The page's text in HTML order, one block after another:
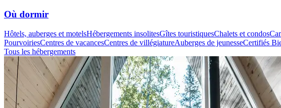
Où dormir
Hôtels, auberges et motelsHébergements insolitesGîtes touristiquesChalets et condos
PourvoiriesCentres de vacancesCentres de villégiatureAuberges de jeunesseCertifiés
Tous les hébergements